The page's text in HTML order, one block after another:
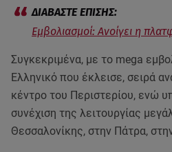
Εμβολιασμοί: Ανοίγει η
Συγκεκριμένα, με το mega
Ελληνικό που έκλεισε, σειρά
κέντρο του Περιστερίου, ενώ
συνέχιση της λειτουργίας
Θεσσαλονίκης, στην Πάτρα,